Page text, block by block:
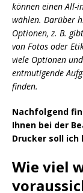
können einen All-
wählen. Darüber
Optionen, z. B.
von Fotos oder
viele Optionen
entmutigende
finden.
Nachfolgend
Ihnen bei der
Drucker soll ich
Wie viel